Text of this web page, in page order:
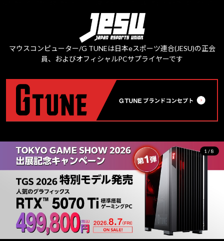
マウスコンピューター/G TUNEは日本eスポーツ連合(JESU)の正会
員、およびオフィシャルPCサプライヤーです
2/8